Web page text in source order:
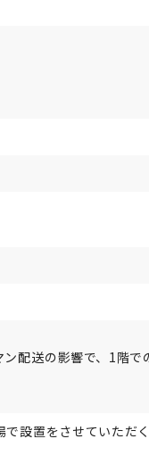
配送の影響で、1階で
設置をさせていただ